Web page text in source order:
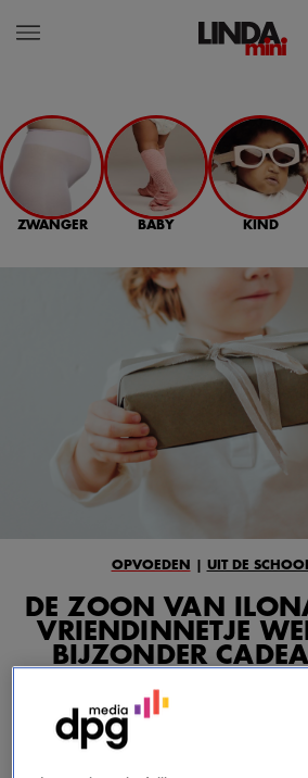
ZWANGER BABY KIND
DE ZOON VAN
VRIENDINNETJE
BIJZONDER
MEER
OPVOEDEN UIT DE